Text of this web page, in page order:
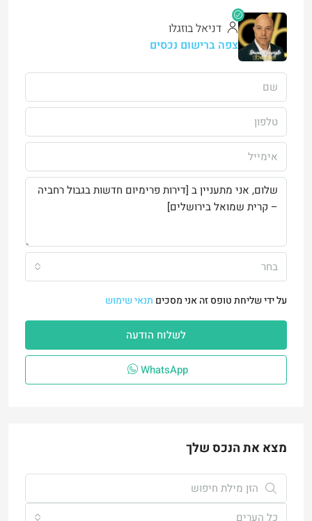
דניאל בוזגלו
צפה ברישום נכסים
בחר
על ידי שליחת טופס זה אני מסכים תנאי שימוש
לשלוח הודעה
WhatsApp
מצא את הנכס שלך
כל הערים